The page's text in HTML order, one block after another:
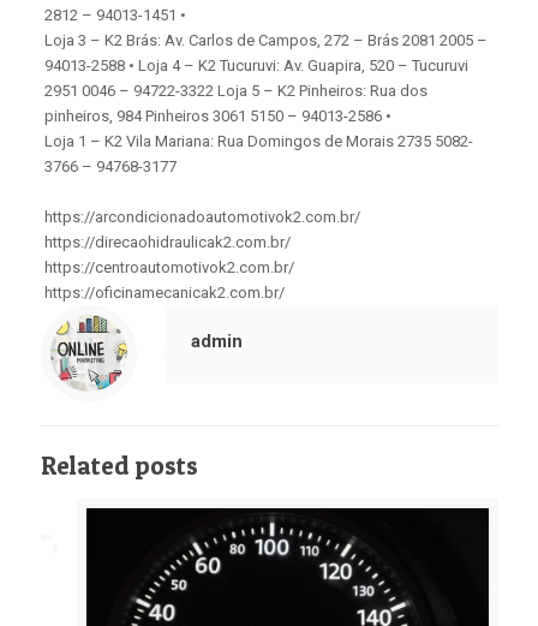
2812 – 94013-1451 •
Loja 3 – K2 Brás: Av. Carlos de Campos, 272 – Brás 2081 2005 –
94013-2588 • Loja 4 – K2 Tucuruvi: Av. Guapira, 520 – Tucuruvi
2951 0046 – 94722-3322 Loja 5 – K2 Pinheiros: Rua dos
pinheiros, 984 Pinheiros 3061 5150 – 94013-2586 •
Loja 1 – K2 Vila Mariana: Rua Domingos de Morais 2735 5082-
3766 – 94768-3177
https://arcondicionadoautomotivok2.com.br/
https://direcaohidraulicak2.com.br/
https://centroautomotivok2.com.br/
https://oficinamecanicak2.com.br/
admin
Related posts